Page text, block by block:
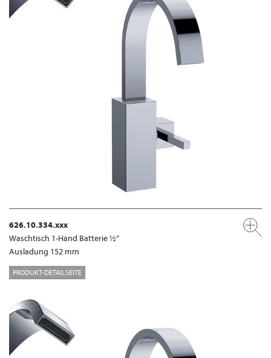
626.10.334.xxx
Waschtisch 1-Hand Batterie ½“
Ausladung 152 mm
PRODUKT-DETAILSEITE